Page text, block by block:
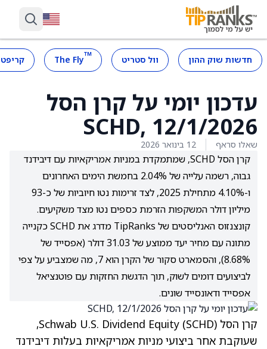
חדשות שוק ההון וול סטריט ™
The Fly
עדכון יומי על קרן הסל
SCHD, 12/1/2026
שאלו סראף 12 בינואר 2026
קרן הסל SCHD, שמתמקדת במניות אמריקאיות עם דיבידנד
גבוה, רשמה עלייה של 2.04% בחמשת הימים האחרונים
ו-4.10% מתחילת 2025, לצד זרימות נטו חיוביות של כ-93
מיליון דולר המשקפות הזרמת כספים נטו מצד משקיעים.
קונצנזוס האנליסטים של TipRanks מדרג את SCHD כקנייה
מתונה עם מחיר יעד ממוצע של 31.03 דולר (אפסייד של
8.68%), והסמארט סקור של הקרן הוא 7, מה שמצביע על צפי
לביצועים דומים לשוק, תוך הדגשת החזקות עם פוטנציאל
אפסייד ודאונסייד שונים.
קרן הסל Schwab U.S. Dividend Equity (SCHD),
שעוקבת אחר ביצועי מניות אמריקאיות בעלות דיבידנד